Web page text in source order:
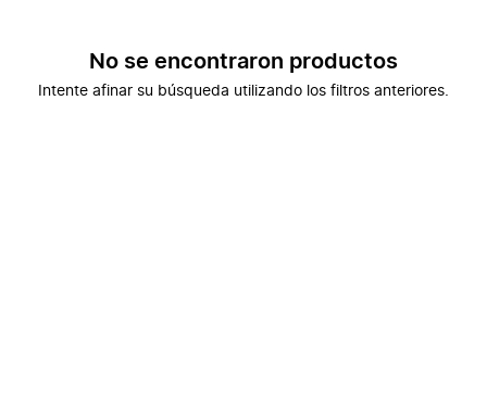
No se encontraron productos
Intente afinar su búsqueda utilizando los filtros anteriores.